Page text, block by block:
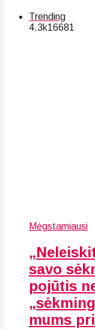
Trending
4.3k16681
Mėgstamiausi
savo
pojūtis
mums